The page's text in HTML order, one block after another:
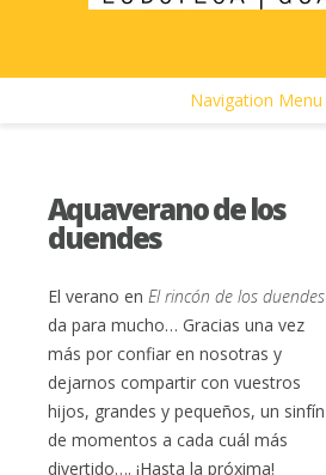
Navigation Menu
Aquaverano de los
duendes
El verano en El rincón de los duendes
da para mucho… Gracias una vez
más por confiar en nosotras y
dejarnos compartir con vuestros
hijos, grandes y pequeños, un sinfín
de momentos a cada cuál más
divertido…. ¡Hasta la próxima!